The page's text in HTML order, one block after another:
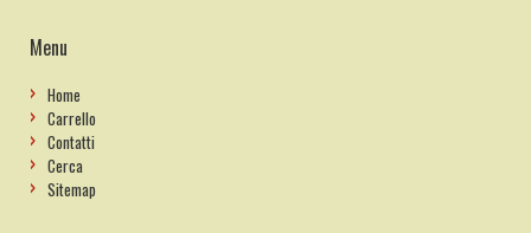
Menu
Home
Carrello
Contatti
Cerca
Sitemap